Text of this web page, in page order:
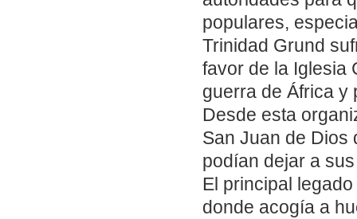
populares,
Trinidad Grund
favor de la Iglesia
guerra de África y
Desde esta
San Juan de Dios
podían dejar a
El principal
donde acogía a